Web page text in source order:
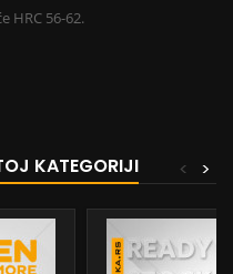
HRC 56-62.
KATEGORIJI >
<